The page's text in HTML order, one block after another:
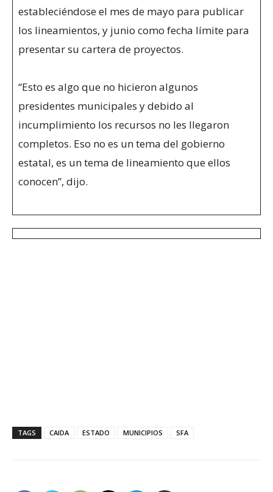
estableciéndose el mes de mayo para publicar
los lineamientos, y junio como fecha límite para
presentar su cartera de proyectos.
“Esto es algo que no hicieron algunos
presidentes municipales y debido al
incumplimiento los recursos no les llegaron
completos. Eso no es un tema del gobierno
estatal, es un tema de lineamiento que ellos
conocen”, dijo.
TAGS CAIDA ESTADO MUNICIPIOS SFA